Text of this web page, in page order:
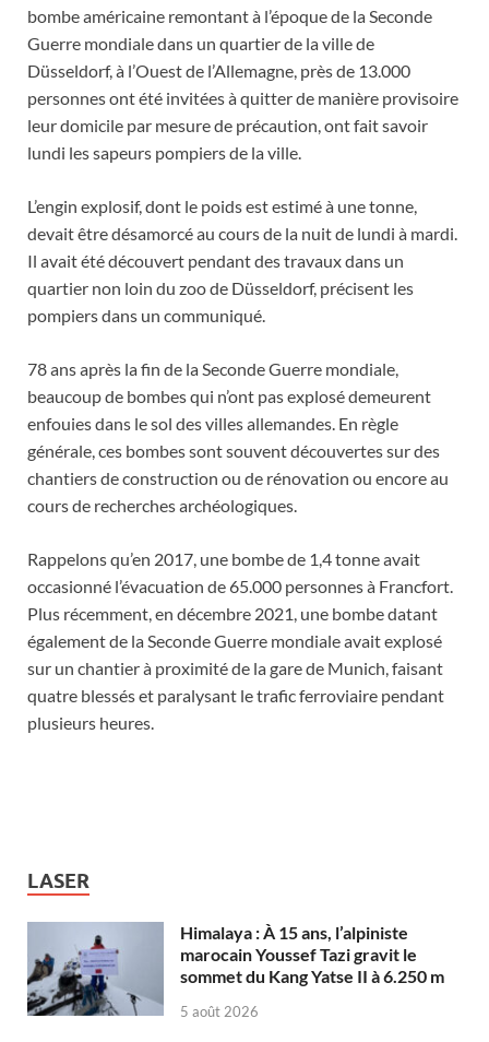
bombe américaine remontant à l’époque de la Seconde
Guerre mondiale dans un quartier de la ville de
Düsseldorf, à l’Ouest de l’Allemagne, près de 13.000
personnes ont été invitées à quitter de manière provisoire
leur domicile par mesure de précaution, ont fait savoir
lundi les sapeurs pompiers de la ville.
L’engin explosif, dont le poids est estimé à une tonne,
devait être désamorcé au cours de la nuit de lundi à mardi.
Il avait été découvert pendant des travaux dans un
quartier non loin du zoo de Düsseldorf, précisent les
pompiers dans un communiqué.
78 ans après la fin de la Seconde Guerre mondiale,
beaucoup de bombes qui n’ont pas explosé demeurent
enfouies dans le sol des villes allemandes. En règle
générale, ces bombes sont souvent découvertes sur des
chantiers de construction ou de rénovation ou encore au
cours de recherches archéologiques.
Rappelons qu’en 2017, une bombe de 1,4 tonne avait
occasionné l’évacuation de 65.000 personnes à Francfort.
Plus récemment, en décembre 2021, une bombe datant
également de la Seconde Guerre mondiale avait explosé
sur un chantier à proximité de la gare de Munich, faisant
quatre blessés et paralysant le trafic ferroviaire pendant
plusieurs heures.
LASER
Himalaya : À 15 ans, l’alpiniste
marocain Youssef Tazi gravit le
sommet du Kang Yatse II à 6.250 m
5 août 2026